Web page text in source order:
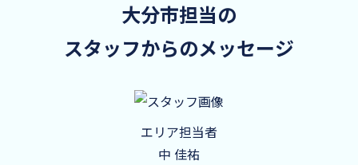
大分市担当の
スタッフからのメッセージ
エリア担当者
中 佳祐